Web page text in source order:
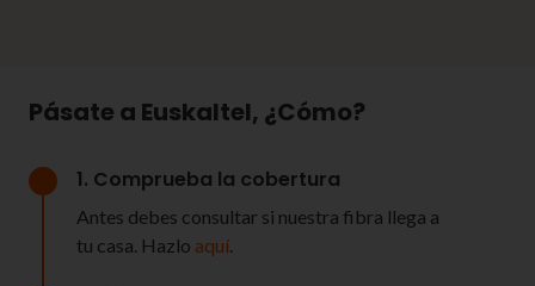
Pásate a Euskaltel, ¿Cómo?
1. Comprueba la cobertura
Antes debes consultar si nuestra fibra llega a
tu casa. Hazlo aquí.